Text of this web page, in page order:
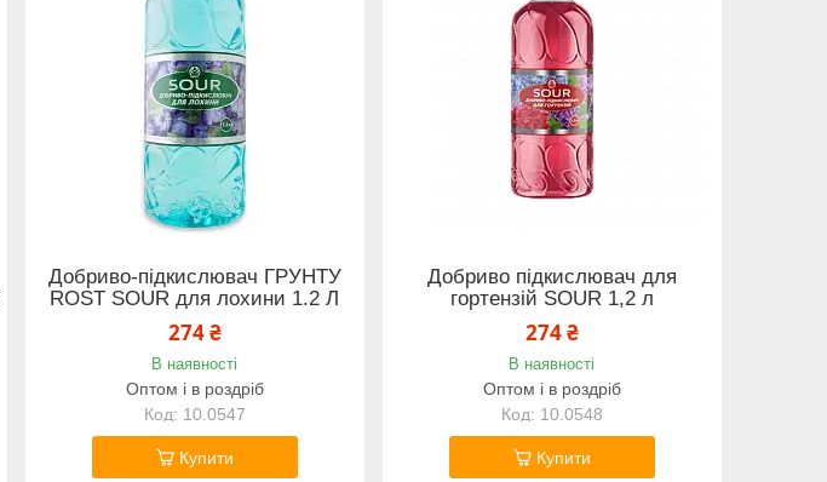
Добриво-підкислювач ГРУНТУ
ROST SOUR для лохини 1.2 Л
274 ₴
В наявності
Оптом і в роздріб
10.0547
Купити
Добриво підкислювач для
гортензій SOUR 1,2 л
274 ₴
В наявності
Оптом і в роздріб
10.0548
Купити